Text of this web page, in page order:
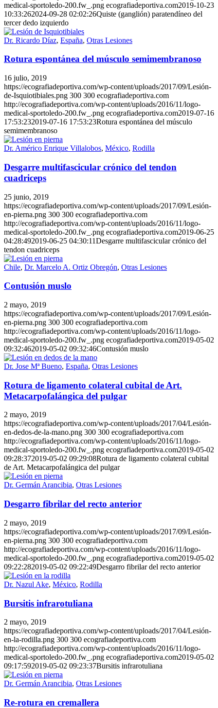
medical-sportoledo-200.fw_.png ecografiadeportiva.com2019-10-23
10:33:262024-09-28 02:02:26Quiste (ganglión) paratendíneo del
tercer dedo izquierdo
Dr. Ricardo Díaz, España, Otras Lesiones
Rotura espontánea del músculo semimembranoso
16 julio, 2019
https://ecografiadeportiva.com/wp-content/uploads/2017/09/Lesión-
de-Isquiotibiales.png 300 300 ecografiadeportiva.com
http://ecografiadeportiva.com/wp-content/uploads/2016/11/logo-
medical-sportoledo-200.fw_.png ecografiadeportiva.com2019-07-16
17:53:232019-07-16 17:53:23Rotura espontánea del músculo
semimembranoso
Dr. Américo Enrique Villalobos, México, Rodilla
Desgarre multifascicular crónico del tendon
cuadriceps
25 junio, 2019
https://ecografiadeportiva.com/wp-content/uploads/2017/09/Lesión-
en-pierna.png 300 300 ecografiadeportiva.com
http://ecografiadeportiva.com/wp-content/uploads/2016/11/logo-
medical-sportoledo-200.fw_.png ecografiadeportiva.com2019-06-25
04:28:492019-06-25 04:30:11Desgarre multifascicular crónico del
tendon cuadriceps
Chile, Dr. Marcelo A. Ortiz Obregón, Otras Lesiones
Contusión muslo
2 mayo, 2019
https://ecografiadeportiva.com/wp-content/uploads/2017/09/Lesión-
en-pierna.png 300 300 ecografiadeportiva.com
http://ecografiadeportiva.com/wp-content/uploads/2016/11/logo-
medical-sportoledo-200.fw_.png ecografiadeportiva.com2019-05-02
09:32:462019-05-02 09:32:46Contusión muslo
Dr. Jose Mª Bueno, España, Otras Lesiones
Rotura de ligamento colateral cubital de Art.
Metacarpofalángica del pulgar
2 mayo, 2019
https://ecografiadeportiva.com/wp-content/uploads/2017/04/Lesión-
en-dedos-de-la-mano.png 300 300 ecografiadeportiva.com
http://ecografiadeportiva.com/wp-content/uploads/2016/11/logo-
medical-sportoledo-200.fw_.png ecografiadeportiva.com2019-05-02
09:28:372019-05-02 09:29:08Rotura de ligamento colateral cubital
de Art. Metacarpofalángica del pulgar
Dr. Germán Arancibia, Otras Lesiones
Desgarro fibrilar del recto anterior
2 mayo, 2019
https://ecografiadeportiva.com/wp-content/uploads/2017/09/Lesión-
en-pierna.png 300 300 ecografiadeportiva.com
http://ecografiadeportiva.com/wp-content/uploads/2016/11/logo-
medical-sportoledo-200.fw_.png ecografiadeportiva.com2019-05-02
09:22:282019-05-02 09:22:49Desgarro fibrilar del recto anterior
Dr. Nazul Ake, México, Rodilla
Bursitis infrarotuliana
2 mayo, 2019
https://ecografiadeportiva.com/wp-content/uploads/2017/04/Lesión-
en-la-rodilla.png 300 300 ecografiadeportiva.com
http://ecografiadeportiva.com/wp-content/uploads/2016/11/logo-
medical-sportoledo-200.fw_.png ecografiadeportiva.com2019-05-02
09:17:592019-05-02 09:23:37Bursitis infrarotuliana
Dr. Germán Arancibia, Otras Lesiones
Re-rotura en cremallera